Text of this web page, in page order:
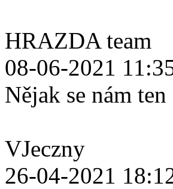
HRAZDA team
08-06-2021
Nějak se nám
VJeczny
26-04-2021